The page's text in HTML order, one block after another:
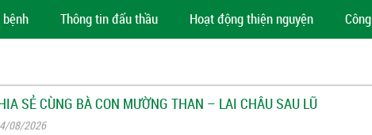
Thông tin đấu thầu Hoạt động thiện nguyện
SẺ CÙNG BÀ CON MƯỜNG THAN – LAI CHÂU SAU LŨ
08/2026